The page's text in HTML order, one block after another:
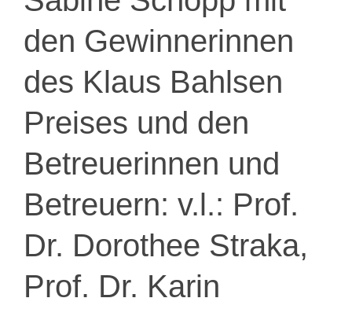
den Gewinnerinnen
des Klaus Bahlsen
Preises und den
Betreuerinnen und
Betreuern: v.l.: Prof.
Dr. Dorothee Straka,
Prof. Dr. Karin